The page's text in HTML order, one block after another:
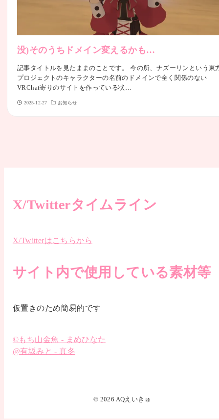
没)そのうちドメイン変えるかも…
記事タイトルを見たままのことです。 今の所、ナズーリンという東
プロジェクトのキャラクターの名前のドメインで全く関係のない
VRChat寄りのサイトを作っている状…
2025-12-27 お知らせ
X/Twitterタイムライン
X/Twitterはこちらから
サイト内で使用している素材等
仮置きのため簡易的です
©もち山金魚 - まめひなた
@有坂みと - 真冬
© 2026 AQえいきゅ